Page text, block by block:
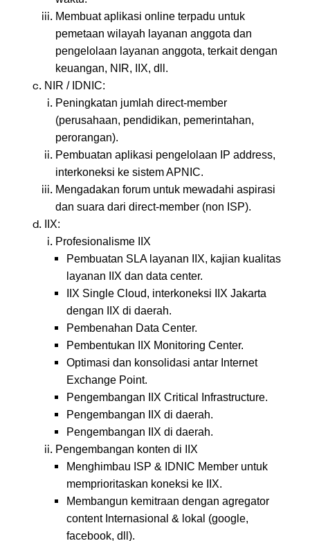
Membuat aplikasi online terpadu untuk
pemetaan wilayah layanan anggota dan
pengelolaan layanan anggota, terkait dengan
keuangan, NIR, IIX, dll.
NIR / IDNIC:
Peningkatan jumlah direct-member
(perusahaan, pendidikan, pemerintahan,
perorangan).
Pembuatan aplikasi pengelolaan IP address,
interkoneksi ke sistem APNIC.
Mengadakan forum untuk mewadahi aspirasi
dan suara dari direct-member (non ISP).
IIX:
Profesionalisme IIX
Pembuatan SLA layanan IIX, kajian kualitas
layanan IIX dan data center.
IIX Single Cloud, interkoneksi IIX Jakarta
dengan IIX di daerah.
Pembenahan Data Center.
Pembentukan IIX Monitoring Center.
Optimasi dan konsolidasi antar Internet
Exchange Point.
Pengembangan IIX Critical Infrastructure.
Pengembangan IIX di daerah.
Pengembangan IIX di daerah.
Pengembangan konten di IIX
Menghimbau ISP & IDNIC Member untuk
memprioritaskan koneksi ke IIX.
Membangun kemitraan dengan agregator
content Internasional & lokal (google,
facebook, dll).